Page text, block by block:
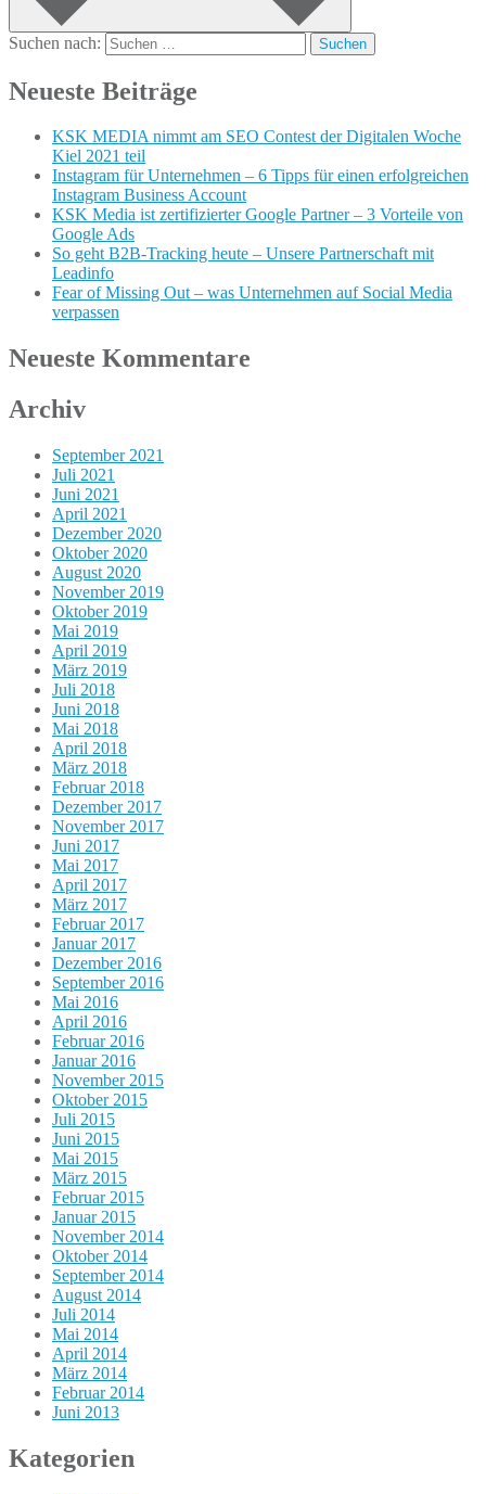
Suchen nach:
Neueste Beiträge
KSK MEDIA nimmt am SEO Contest der Digitalen Woche
Kiel 2021 teil
Instagram für Unternehmen – 6 Tipps für einen erfolgreichen
Instagram Business Account
KSK Media ist zertifizierter Google Partner – 3 Vorteile von
Google Ads
So geht B2B-Tracking heute – Unsere Partnerschaft mit
Leadinfo
Fear of Missing Out – was Unternehmen auf Social Media
verpassen
Neueste Kommentare
Archiv
September 2021
Juli 2021
Juni 2021
April 2021
Dezember 2020
Oktober 2020
August 2020
November 2019
Oktober 2019
Mai 2019
April 2019
März 2019
Juli 2018
Juni 2018
Mai 2018
April 2018
März 2018
Februar 2018
Dezember 2017
November 2017
Juni 2017
Mai 2017
April 2017
März 2017
Februar 2017
Januar 2017
Dezember 2016
September 2016
Mai 2016
April 2016
Februar 2016
Januar 2016
November 2015
Oktober 2015
Juli 2015
Juni 2015
Mai 2015
März 2015
Februar 2015
Januar 2015
November 2014
Oktober 2014
September 2014
August 2014
Juli 2014
Mai 2014
April 2014
März 2014
Februar 2014
Juni 2013
Kategorien